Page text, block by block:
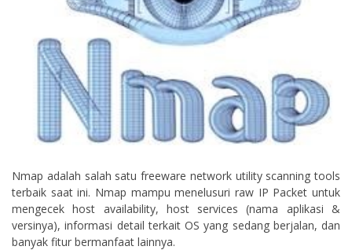
Nmap adalah salah satu freeware network utility scanning tools
terbaik saat ini. Nmap mampu menelusuri raw IP Packet untuk
mengecek host availability, host services (nama aplikasi &
versinya), informasi detail terkait OS yang sedang berjalan, dan
banyak fitur bermanfaat lainnya.